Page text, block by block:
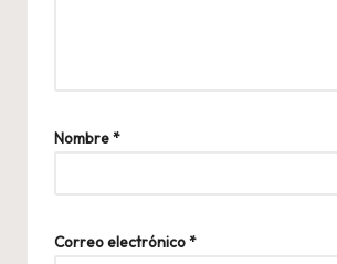
Nombre*
Correo electrónico*